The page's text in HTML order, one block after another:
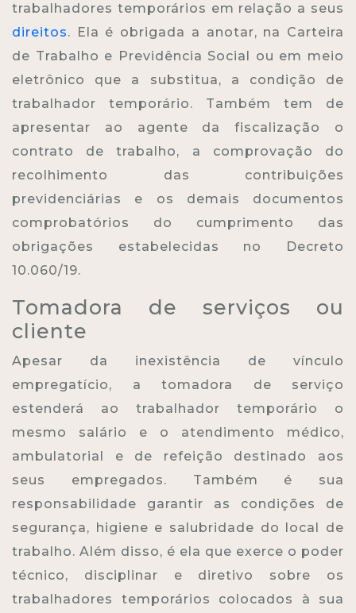
trabalhadores temporários em relação a seus
direitos. Ela é obrigada a anotar, na Carteira
de Trabalho e Previdência Social ou em meio
eletrônico que a substitua, a condição de
trabalhador temporário. Também tem de
apresentar ao agente da fiscalização o
contrato de trabalho, a comprovação do
recolhimento das contribuições
previdenciárias e os demais documentos
comprobatórios do cumprimento das
obrigações estabelecidas no Decreto
10.060/19.
Tomadora de serviços ou
cliente
Apesar da inexistência de vínculo
empregatício, a tomadora de serviço
estenderá ao trabalhador temporário o
mesmo salário e o atendimento médico,
ambulatorial e de refeição destinado aos
seus empregados. Também é sua
responsabilidade garantir as condições de
segurança, higiene e salubridade do local de
trabalho. Além disso, é ela que exerce o poder
técnico, disciplinar e diretivo sobre os
trabalhadores temporários colocados à sua